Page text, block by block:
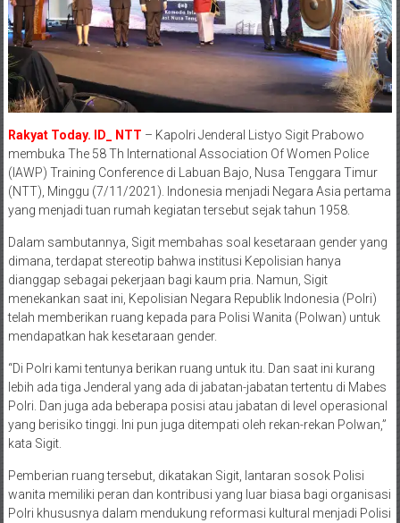
Rakyat Today. ID_ NTT – Kapolri Jenderal Listyo Sigit Prabowo
membuka The 58 Th International Association Of Women Police
(IAWP) Training Conference di Labuan Bajo, Nusa Tenggara Timur
(NTT), Minggu (7/11/2021). Indonesia menjadi Negara Asia pertama
yang menjadi tuan rumah kegiatan tersebut sejak tahun 1958.
Dalam sambutannya, Sigit membahas soal kesetaraan gender yang
dimana, terdapat stereotip bahwa institusi Kepolisian hanya
dianggap sebagai pekerjaan bagi kaum pria. Namun, Sigit
menekankan saat ini, Kepolisian Negara Republik Indonesia (Polri)
telah memberikan ruang kepada para Polisi Wanita (Polwan) untuk
mendapatkan hak kesetaraan gender.
“Di Polri kami tentunya berikan ruang untuk itu. Dan saat ini kurang
lebih ada tiga Jenderal yang ada di jabatan-jabatan tertentu di Mabes
Polri. Dan juga ada beberapa posisi atau jabatan di level operasional
yang berisiko tinggi. Ini pun juga ditempati oleh rekan-rekan Polwan,”
kata Sigit.
Pemberian ruang tersebut, dikatakan Sigit, lantaran sosok Polisi
wanita memiliki peran dan kontribusi yang luar biasa bagi organisasi
Polri khususnya dalam mendukung reformasi kultural menjadi Polisi